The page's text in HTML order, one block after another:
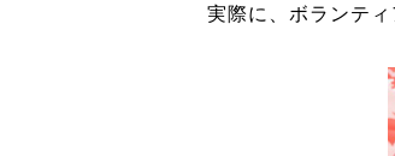
実際に、ボランテ